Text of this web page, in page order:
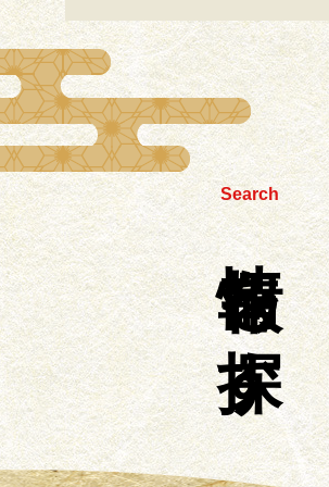
Search
情報を探す